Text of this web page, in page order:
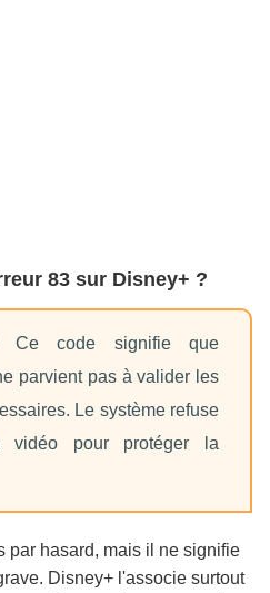
83 sur Disney+ ?
Ce code signifie que
parvient pas à valider les
Le système refuse
pour protéger la
par hasard, mais il ne signifie
Disney+ l'associe surtout